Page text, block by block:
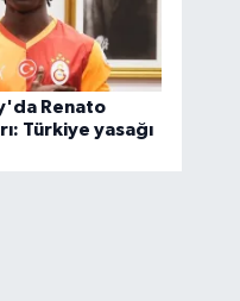
Renato
Türkiye yasağı